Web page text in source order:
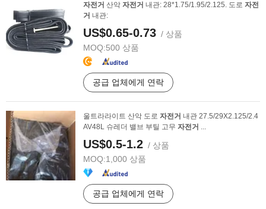
자전거 산악 자전거 내관: 28*1.75/1.95/2.125. 도로 자전
거 내관:
US$0.65-0.73 / 상품
MOQ:500 상품
공급 업체에게 연락
울트라라이트 산악 도로 자전거 내관 27.5/29X2.125/2.4
AV48L 슈레더 밸브 부틸 고무 자전거 ...
US$0.5-1.2 / 상품
MOQ:1,000 상품
공급 업체에게 연락